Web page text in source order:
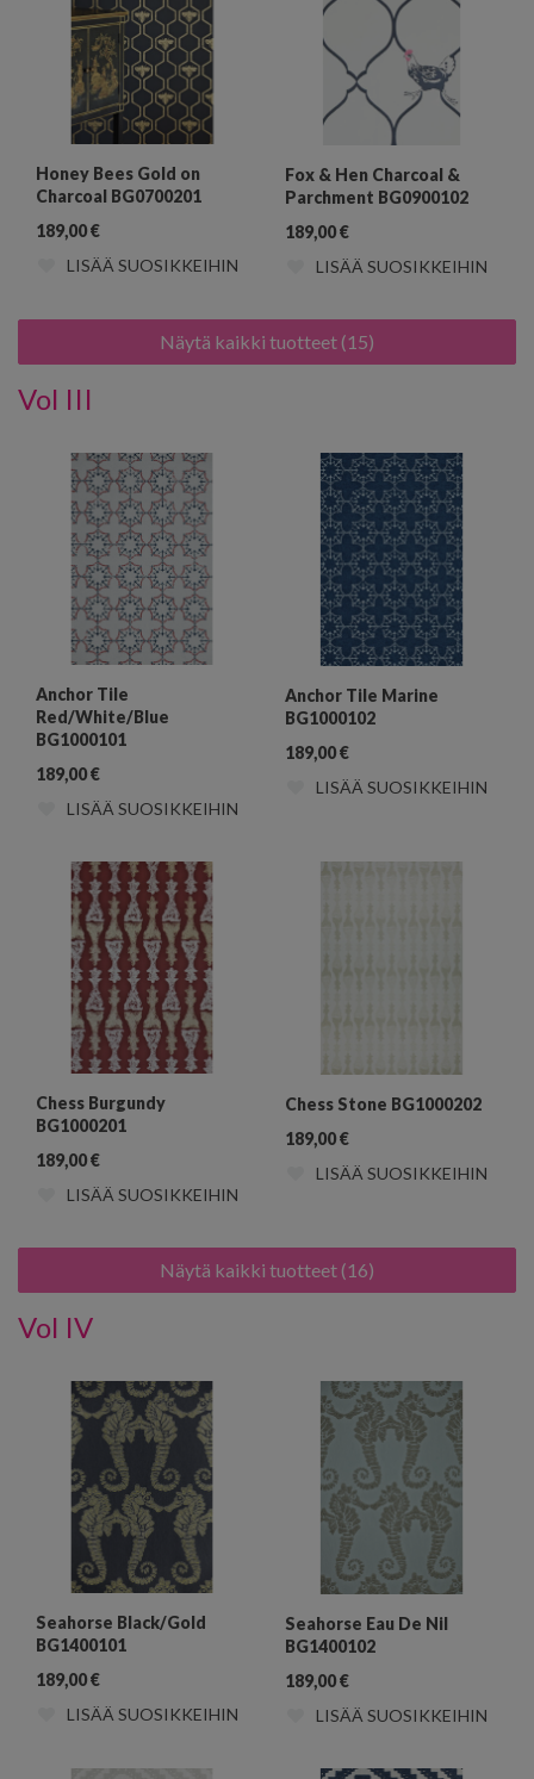
Honey Bees Gold on
Charcoal BG0700201
189,00€
LISÄÄ SUOSIKKEIHIN
Fox & Hen Charcoal &
Parchment BG0900102
189,00€
LISÄÄ SUOSIKKEIHIN
Näytä kaikki tuotteet (15)
Vol III
Anchor Tile
Red/White/Blue
BG1000101
189,00€
LISÄÄ SUOSIKKEIHIN
Anchor Tile Marine
BG1000102
189,00€
LISÄÄ SUOSIKKEIHIN
Chess Burgundy
BG1000201
189,00€
LISÄÄ SUOSIKKEIHIN
Chess Stone BG1000202
189,00€
LISÄÄ SUOSIKKEIHIN
Näytä kaikki tuotteet (16)
Vol IV
Seahorse Black/Gold
BG1400101
189,00€
LISÄÄ SUOSIKKEIHIN
Seahorse Eau De Nil
BG1400102
189,00€
LISÄÄ SUOSIKKEIHIN